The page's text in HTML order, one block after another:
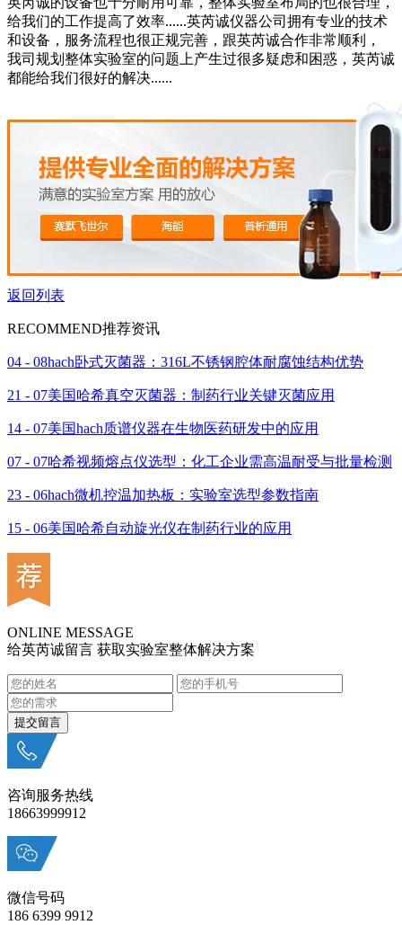
给我们的工作提高了效率......英芮诚仪器公司拥有专业的技术
和设备，服务流程也很正规完善，跟英芮诚合作非常顺利，
我司规划整体实验室的问题上产生过很多疑虑和困惑，英芮诚
都能给我们很好的解决......
返回列表
RECOMMEND推荐资讯
04 - 08hach卧式灭菌器：316L不锈钢腔体耐腐蚀结构优势
21 - 07美国哈希真空灭菌器：制药行业关键灭菌应用
14 - 07美国hach质谱仪器在生物医药研发中的应用
07 - 07哈希视频熔点仪选型：化工企业需高温耐受与批量检测
23 - 06hach微机控温加热板：实验室选型参数指南
15 - 06美国哈希自动旋光仪在制药行业的应用
ONLINE MESSAGE
给英芮诚留言 获取实验室整体解决方案
咨询服务热线
18663999912
微信号码
186 6399 9912